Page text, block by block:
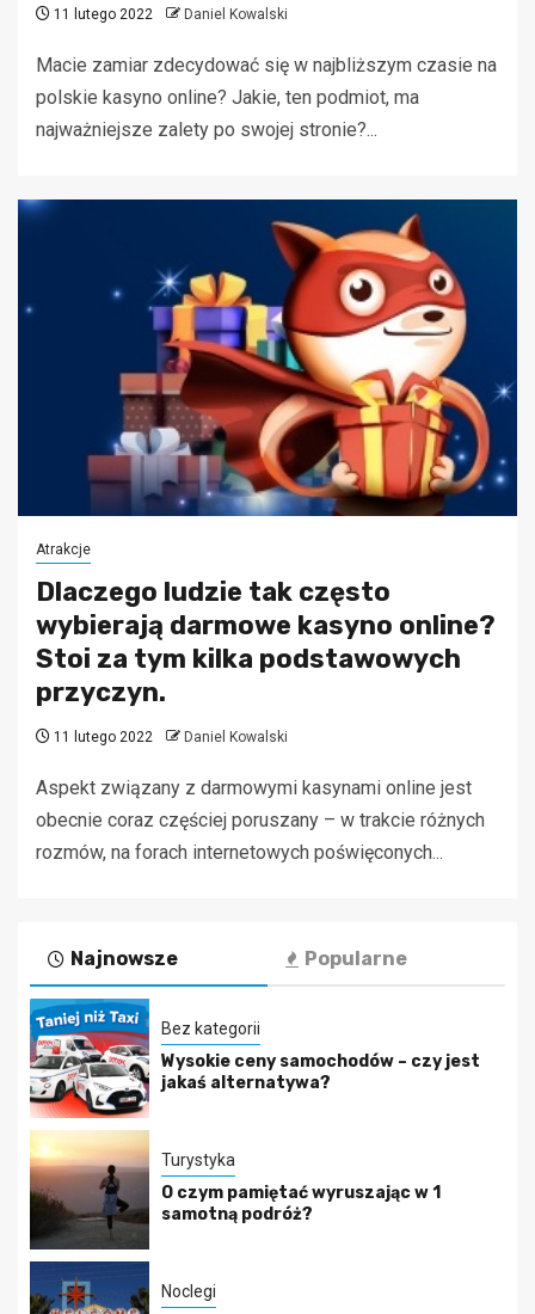
11 lutego 2022 Daniel Kowalski
Macie zamiar zdecydować się w najbliższym czasie na
polskie kasyno online? Jakie, ten podmiot, ma
najważniejsze zalety po swojej stronie?...
Atrakcje
Dlaczego ludzie tak często
wybierają darmowe kasyno online?
Stoi za tym kilka podstawowych
przyczyn.
11 lutego 2022 Daniel Kowalski
Aspekt związany z darmowymi kasynami online jest
obecnie coraz częściej poruszany – w trakcie różnych
rozmów, na forach internetowych poświęconych...
Najnowsze Popularne
Bez kategorii
Wysokie ceny samochodów – czy jest
jakaś alternatywa?
Turystyka
O czym pamiętać wyruszając w 1
samotną podróż?
Noclegi